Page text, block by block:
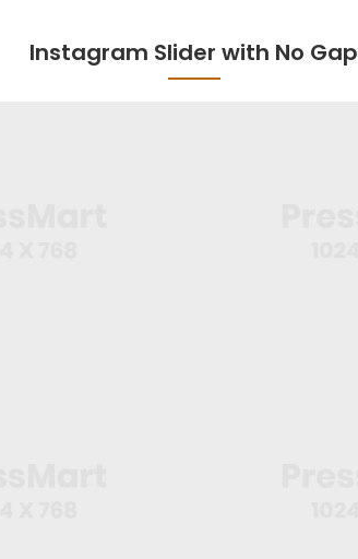
Instagram Slider with No Gap